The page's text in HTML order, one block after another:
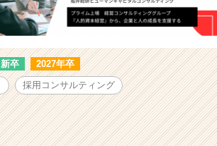
ン
グ
の
用/
求
人
新卒 2027年卒
採用コンサルティング